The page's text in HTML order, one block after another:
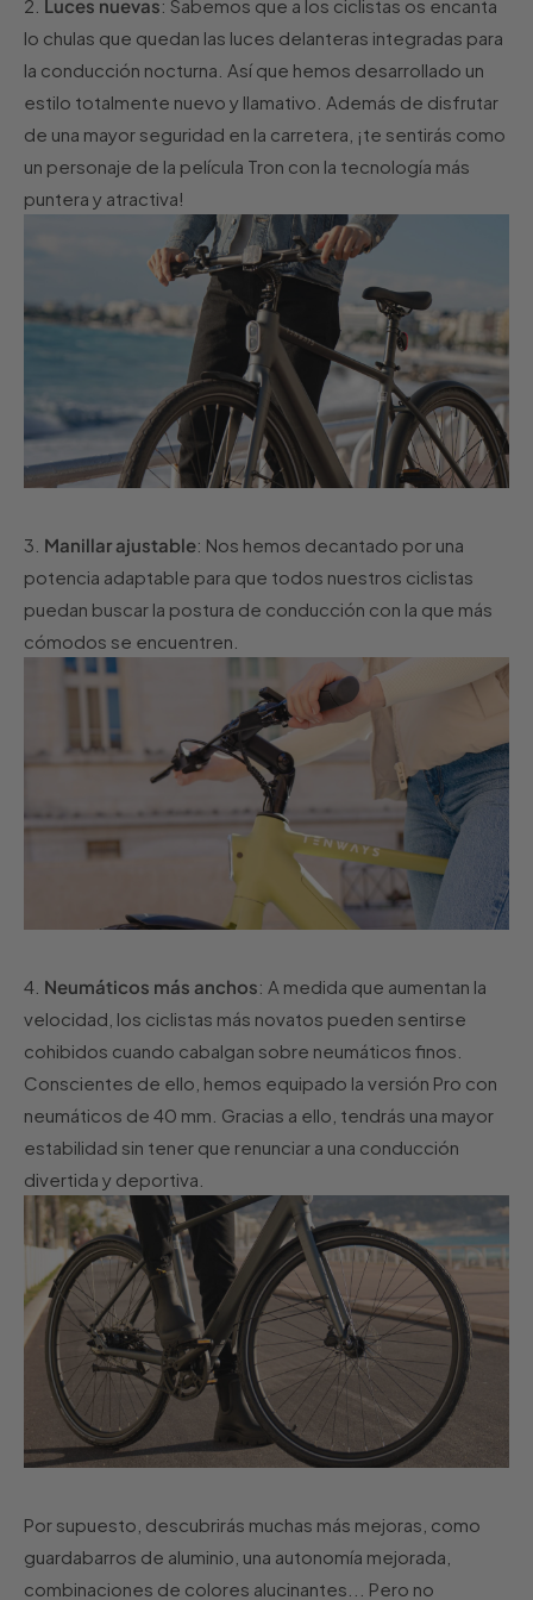
2. Luces nuevas: Sabemos que a los ciclistas os encanta
lo chulas que quedan las luces delanteras integradas para
la conducción nocturna. Así que hemos desarrollado un
estilo totalmente nuevo y llamativo. Además de disfrutar
de una mayor seguridad en la carretera, ¡te sentirás como
un personaje de la película Tron con la tecnología más
puntera y atractiva!
3. Manillar ajustable: Nos hemos decantado por una
potencia adaptable para que todos nuestros ciclistas
puedan buscar la postura de conducción con la que más
cómodos se encuentren.
4. Neumáticos más anchos: A medida que aumentan la
velocidad, los ciclistas más novatos pueden sentirse
cohibidos cuando cabalgan sobre neumáticos finos.
Conscientes de ello, hemos equipado la versión Pro con
neumáticos de 40 mm. Gracias a ello, tendrás una mayor
estabilidad sin tener que renunciar a una conducción
divertida y deportiva.
Por supuesto, descubrirás muchas más mejoras, como
guardabarros de aluminio, una autonomía mejorada,
combinaciones de colores alucinantes... Pero no